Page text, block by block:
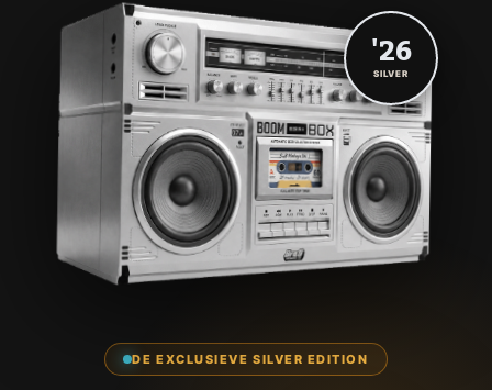
DE EXCLUSIEVE SILVER EDITION
'26
SILVER